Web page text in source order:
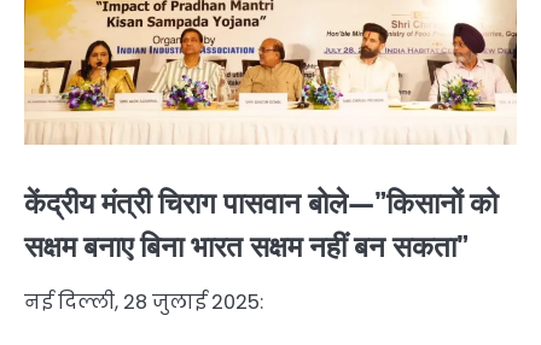
केंद्रीय मंत्री चिराग पासवान बोले—”किसानों को
सक्षम बनाए बिना भारत सक्षम नहीं बन सकता”
नई दिल्ली, 28 जुलाई 2025: